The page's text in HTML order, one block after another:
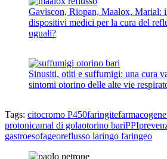
Gaviscon, Riopan, Maalox, Marial:
dispositivi medici per la cura del
uguali?
Sinusiti, otiti e suffumigi: una cura
sintomi otorino delle alte vie
Tags: citocromo P450faringite
protonicamal di golaotorino bariPPI
gastroesofageoreflusso laringo faringeo